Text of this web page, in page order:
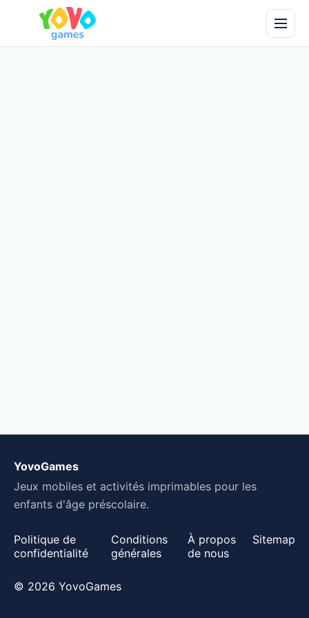
YovoGames
Jeux mobiles et activités imprimables pour les
enfants d'âge préscolaire.
Politique de
confidentialité
Conditions
générales
À propos
de nous
Sitemap
© 2026 YovoGames